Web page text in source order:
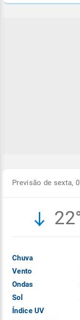
Previsão de sexta,
Chuva
Vento
Ondas
Sol
Índice UV